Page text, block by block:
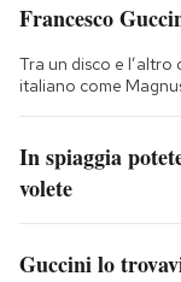
Francesco
Tra un disco e
italiano come
In spiaggia
volete
Guccini lo